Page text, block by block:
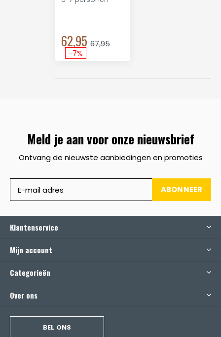
62,95 67,95
-7%
Meld je aan voor onze nieuwsbrief
Ontvang de nieuwste aanbiedingen en promoties
ABONNEER
Klantenservice
Mijn account
Categorieën
Over ons
BEL ONS